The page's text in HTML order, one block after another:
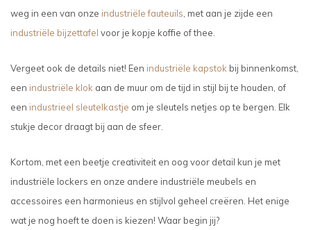
weg in een van onze industriële fauteuils , met aan je zijde een
industriële bijzettafel voor je kopje koffie of thee.
Vergeet ook de details niet! Een industriële kapstok bij binnenkomst,
een industriële klok aan de muur om de tijd in stijl bij te houden, of
een industrieel sleutelkastje om je sleutels netjes op te bergen. Elk
stukje decor draagt bij aan de sfeer.
Kortom, met een beetje creativiteit en oog voor detail kun je met
industriële lockers en onze andere industriële meubels en
accessoires een harmonieus en stijlvol geheel creëren. Het enige
wat je nog hoeft te doen is kiezen! Waar begin jij?